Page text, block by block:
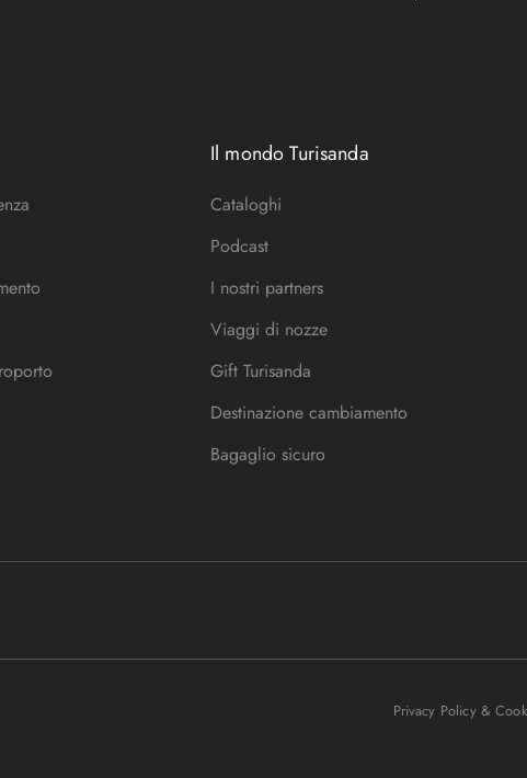
Il mondo Turisanda
Cataloghi
Podcast
I nostri partners
Viaggi di nozze
Gift Turisanda
Destinazione cambiamento
Bagaglio sicuro
Privacy Policy &